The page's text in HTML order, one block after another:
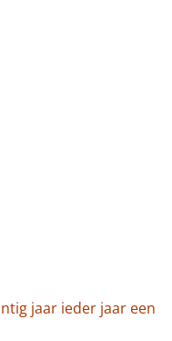
jaar ieder jaar een